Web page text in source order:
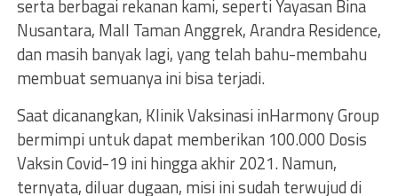
serta berbagai rekanan kami, seperti Yayasan Bina
Nusantara, Mall Taman Anggrek, Arandra Residence,
dan masih banyak lagi, yang telah bahu-membahu
membuat semuanya ini bisa terjadi.
Saat dicanangkan, Klinik Vaksinasi inHarmony Group
bermimpi untuk dapat memberikan 100.000 Dosis
Vaksin Covid-19 ini hingga akhir 2021. Namun,
ternyata, diluar dugaan, misi ini sudah terwujud di